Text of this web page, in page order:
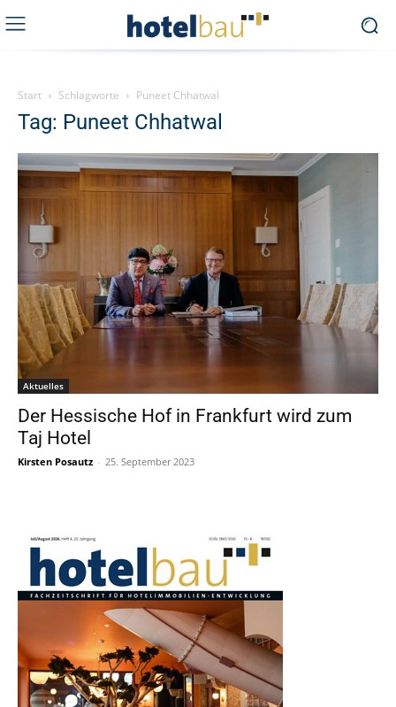
Start Schlagworte Puneet Chhatwal
Tag: Puneet Chhatwal
Aktuelles
Der Hessische Hof in Frankfurt wird zum
Taj Hotel
Kirsten Posautz - 25. September 2023